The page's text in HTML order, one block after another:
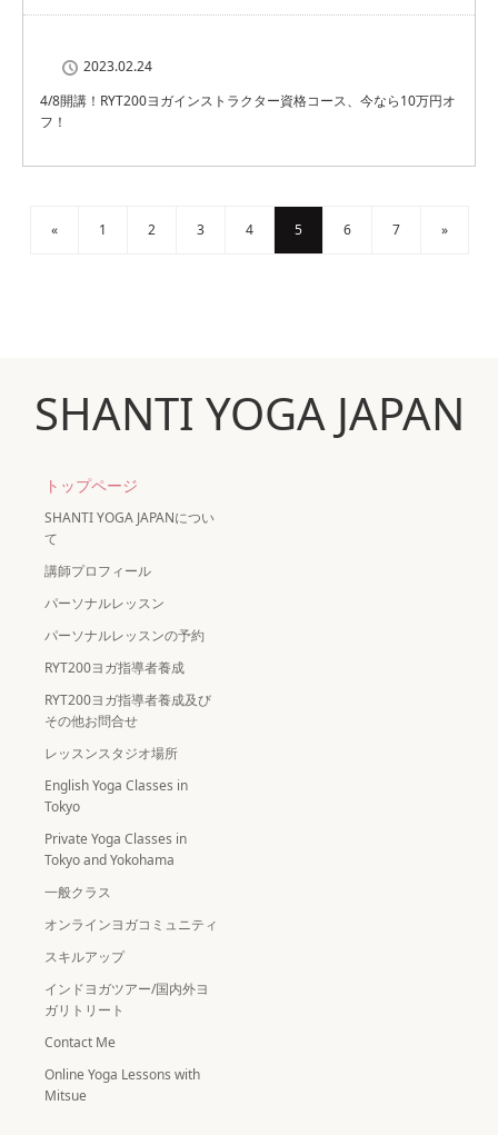
2023.02.24
4/8開講！RYT200ヨガインストラクター資格コース、今なら10万円オ
フ！
« 1 2 3 4 5 6 7 »
SHANTI YOGA JAPAN
トップページ
SHANTI YOGA JAPANについ
て
講師プロフィール
パーソナルレッスン
パーソナルレッスンの予約
RYT200ヨガ指導者養成
RYT200ヨガ指導者養成及び
その他お問合せ
レッスンスタジオ場所
English Yoga Classes in
Tokyo
Private Yoga Classes in
Tokyo and Yokohama
一般クラス
オンラインヨガコミュニティ
スキルアップ
インドヨガツアー/国内外ヨ
ガリトリート
Contact Me
Online Yoga Lessons with
Mitsue